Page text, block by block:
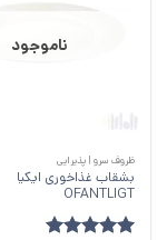
ناموجود
ظروف سرو | پذیرایی
بشقاب غذاخوری ایکیا
OFANTLIGT